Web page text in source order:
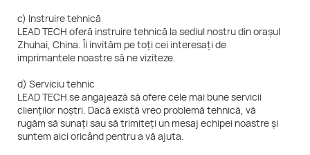
c) Instruire tehnică
LEAD TECH oferă instruire tehnică la sediul nostru din orașul
Zhuhai, China. Îi invităm pe toți cei interesați de
imprimantele noastre să ne viziteze.
d) Serviciu tehnic
LEAD TECH se angajează să ofere cele mai bune servicii
clienților noștri. Dacă există vreo problemă tehnică, vă
rugăm să sunați sau să trimiteți un mesaj echipei noastre și
suntem aici oricând pentru a vă ajuta.